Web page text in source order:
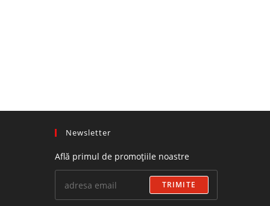
Newsletter
Află primul de promoțiile noastre
TRIMITE